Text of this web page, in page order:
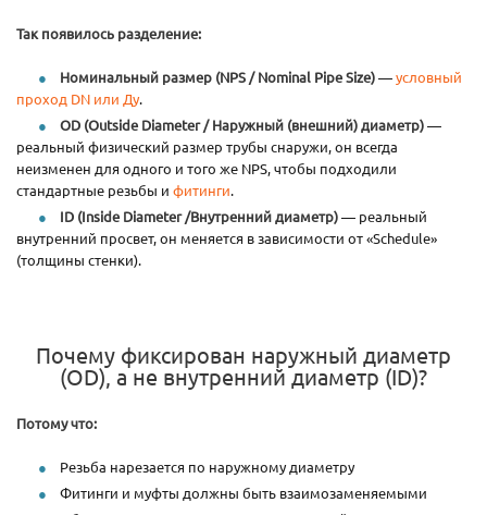
Так появилось разделение:
Номинальный размер (NPS / Nominal Pipe Size)—условный
проход DN или Ду.
OD (Outside Diameter / Наружный (внешний) диаметр)—
реальный физический размер трубы снаружи, он всегда
неизменен для одного и того же NPS, чтобы подходили
стандартные резьбы и фитинги.
ID (Inside Diameter /Внутренний диаметр)— реальный
внутренний просвет, он меняется в зависимости от «Schedule»
(толщины стенки).
Почему фиксирован наружный диаметр
(OD), а не внутренний диаметр (ID)?
Потому что:
Резьба нарезается по наружному диаметру
Фитинги и муфты должны быть взаимозаменяемыми